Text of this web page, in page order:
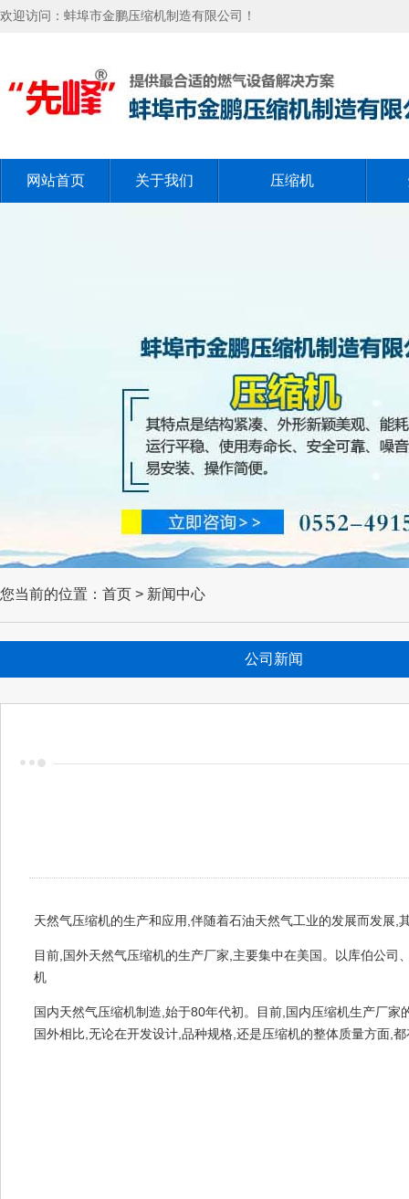
欢迎访问：蚌埠市金鹏压缩机制造有限公司！
网站首页 关于我们 压缩机
您当前的位置：首页 > 新闻中心
公司新闻
天然气压缩机的生产和应用,伴随着石油天然气工业的发展而发展,
目前,国外天然气压缩机的生产厂家,主要集中在美国。以库伯公
机
国内天然气压缩机制造,始于80年代初。目前,国内压缩机生产厂
国外相比,无论在开发设计,品种规格,还是压缩机的整体质量方面,